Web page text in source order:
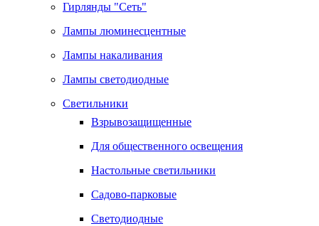
Гирлянды "Сеть"
Лампы люминесцентные
Лампы накаливания
Лампы светодиодные
Светильники
Взрывозащищенные
Для общественного освещения
Настольные светильники
Садово-парковые
Светодиодные